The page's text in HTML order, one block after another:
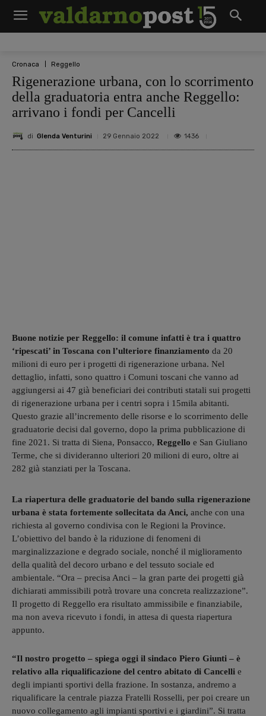
Cronaca Reggello
Rigenerazione urbana, con lo scorrimento
della graduatoria entra anche Reggello:
arrivano i fondi per Cancelli
di Glenda Venturini 29 Gennaio 2022 1436
Buone notizie per Reggello: il comune infatti è tra i quattro
‘ripescati’ in Toscana con l’ulteriore finanziamento da 20
milioni di euro per i progetti di rigenerazione urbana. Nel
dettaglio, infatti, sono quattro i Comuni toscani che vanno ad
aggiungersi ai 47 già beneficiari dei contributi statali sui progetti
di rigenerazione urbana per i centri sopra i 15mila abitanti.
Questo grazie all’incremento delle risorse e lo scorrimento delle
graduatorie decisi dal governo, dopo la prima pubblicazione di
fine 2021. Si tratta di Siena, Ponsacco, Reggello e San Giuliano
Terme, che si divideranno ulteriori 20 milioni di euro, oltre ai
282 già stanziati per la Toscana.
La riapertura delle graduatorie del bando sulla rigenerazione
urbana è stata fortemente sollecitata da Anci, anche con una
richiesta al governo condivisa con le Regioni la Province.
L’obiettivo del bando è la riduzione di fenomeni di
marginalizzazione e degrado sociale, nonché il miglioramento
della qualità del decoro urbano e del tessuto sociale ed
ambientale. “Ora – precisa Anci – la gran parte dei progetti già
dichiarati ammissibili potrà trovare una concreta realizzazione”.
Il progetto di Reggello era risultato ammissibile e finanziabile,
ma non aveva ricevuto i fondi, in attesa di questa riapertura
appunto.
“Il nostro progetto – spiega oggi il sindaco Piero Giunti – è
relativo alla riqualificazione del centro abitato di Cancelli e
degli impianti sportivi della frazione. In sostanza, andremo a
riqualificare la centrale piazza Fratelli Rosselli, per poi creare un
nuovo collegamento agli impianti sportivi e i giardini”. Si tratta